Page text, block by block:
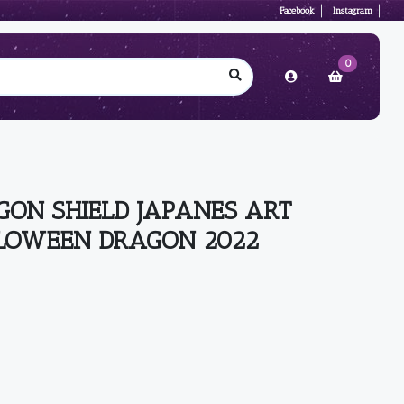
Facebook Instagram
0
SHIELD JAPANES ART
DRAGON 2022